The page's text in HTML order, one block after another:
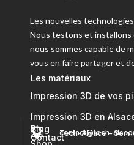
Les nouvelles
Nous testons et installons
nous sommes capable de
vous en faire partager et
Les matériaux
Impression 3D de vos
Impression 3D en
Contact
Blog
 contact@tech-
 Tech-Alsace –